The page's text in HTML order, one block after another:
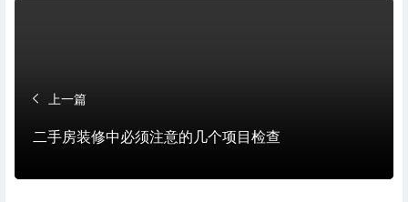
上一篇
二手房装修中必须注意的几个项目检查